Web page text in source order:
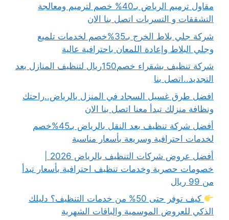
مقاول ترميم الرياض بـ40% خصم لترميم ومعالجة
التشققات و التسربات اتصل بنا الان
شركة جلي بلاط الخرج بـ35%خصم لخدمات تلميع
وجلي البلاط وإعادة اللمعان باحترافية عالية
شركة تنظيف بشقراء خصم150ريال لتنظيف المنازل بعد
التجديد..اتصل بنا
افضل طرق غسيل السجاد في المنزل بالرياض..راحتك
ونظافة منزلك تبدأ معنا اتصل بنا الان
أفضل شركة تنظيف بعد النقل بالرياض بـ45%خصم
لخدمات احترافية وسريعة بأسعار مناسبة
خصومات حصرية وخدمات تنظيف احترافية بأسعار تبدأ
من 99 ريال
كيف توفر حتى 50% من خدمات التنظيف؟ دليلك
الذكي للعروض الموسمية والباقات الشهرية